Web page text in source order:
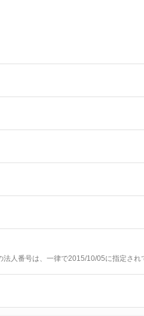
人番号は、一律で2015/10/05に指定され